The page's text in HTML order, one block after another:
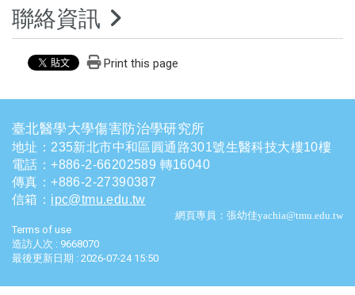
聯絡資訊
Print this page
臺北醫學大學傷害防治學研究所
地址：235新北市中和區圓通路301號生醫科技大樓10樓
電話 ：+886-2-66202589 轉16040
傳真：+886-2-27390387
信箱 ： ipc@tmu.edu.tw
網頁專員：張幼佳yachia@tmu.edu.tw
Terms of use
造訪人次 : 9668070
最後更新日期 : 2026-07-24 15:50